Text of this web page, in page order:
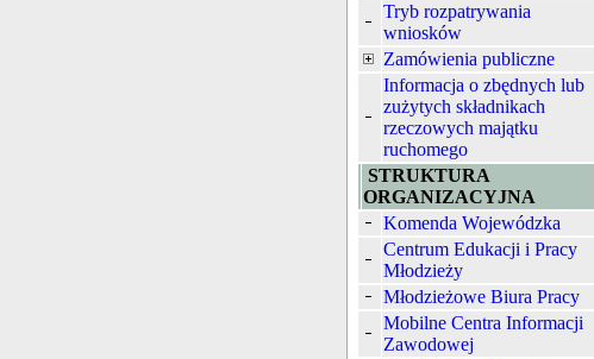
Tryb rozpatrywania
wniosków
Zamówienia publiczne
Informacja o zbędnych lub
zużytych składnikach
rzeczowych majątku
ruchomego
STRUKTURA
ORGANIZACYJNA
Komenda Wojewódzka
Centrum Edukacji i Pracy
Młodzieży
Młodzieżowe Biura Pracy
Mobilne Centra Informacji
Zawodowej